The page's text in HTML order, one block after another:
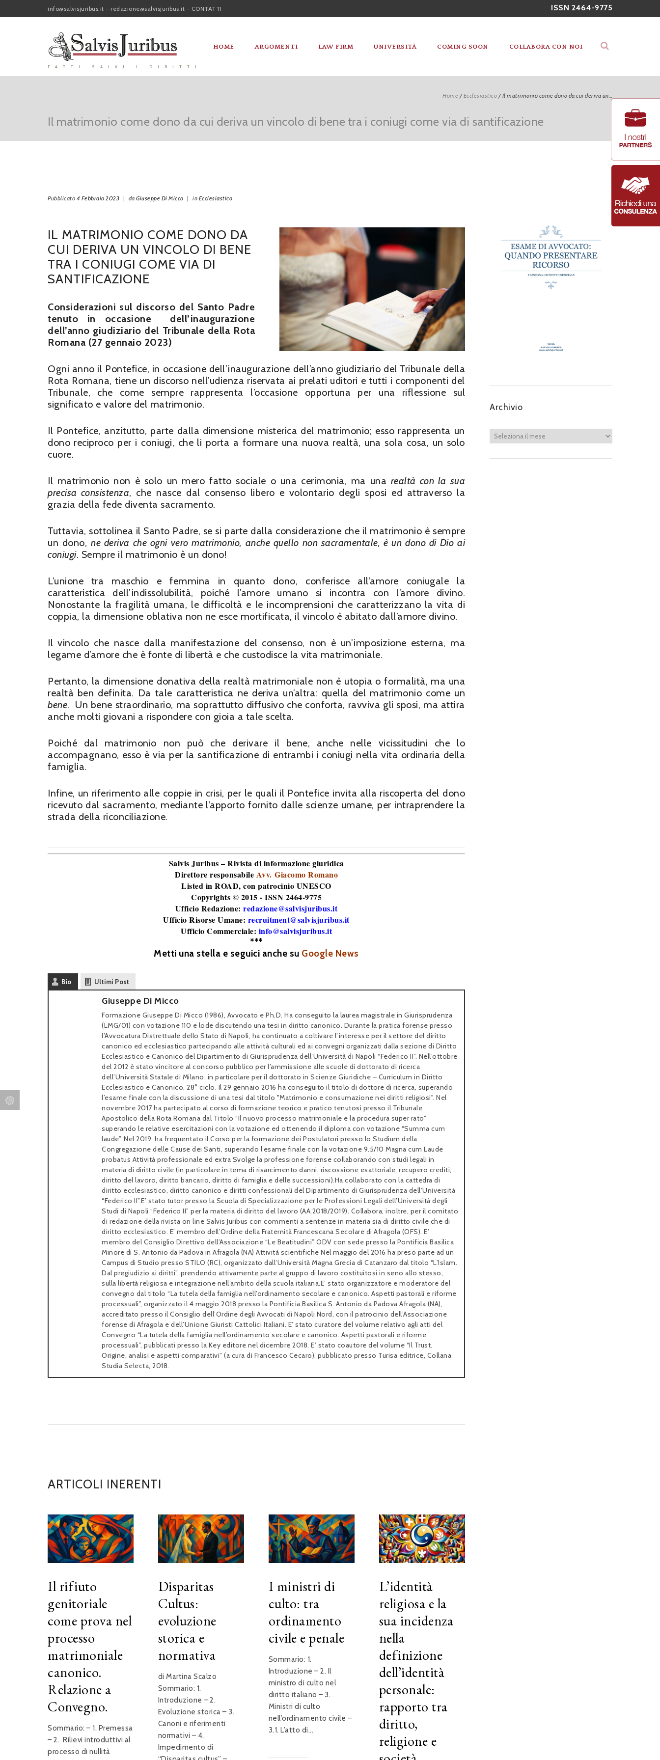
ISSN 2464-9775
info@salvisjuribus.it - redazione@salvisjuribus.it - CONTATTI
FATTI SALVI I DIRITTI
HOME ARGOMENTI LAW FIRM UNIVERSITÀ COMING SOON COLLABORA CON NOI
Home /Ecclesiastico /Il matrimonio come dono da cui deriva un...
Il matrimonio come dono da cui deriva un vincolo di bene tra i coniugi come via di santificazione
Pubblicato 4 Febbraio 2023 | da Giuseppe Di Micco | in Ecclesiastico
IL MATRIMONIO COME DONO DA
CUI DERIVA UN VINCOLO DI BENE
TRA I CONIUGI COME VIA DI
SANTIFICAZIONE
Considerazioni sul discorso del Santo Padre
tenuto in occasione dell’inaugurazione
dell’anno giudiziario del Tribunale della Rota
Romana (27 gennaio 2023)
Ogni anno il Pontefice, in occasione dell’inaugurazione dell’anno giudiziario del Tribunale della
Rota Romana, tiene un discorso nell’udienza riservata ai prelati uditori e tutti i componenti del
Tribunale, che come sempre rappresenta l’occasione opportuna per una riflessione sul
significato e valore del matrimonio.
Il Pontefice, anzitutto, parte dalla dimensione misterica del matrimonio; esso rappresenta un
dono reciproco per i coniugi, che li porta a formare una nuova realtà, una sola cosa, un solo
cuore.
Il matrimonio non è solo un mero fatto sociale o una cerimonia, ma una realtà con la sua
precisa consistenza, che nasce dal consenso libero e volontario degli sposi ed attraverso la
grazia della fede diventa sacramento.
Tuttavia, sottolinea il Santo Padre, se si parte dalla considerazione che il matrimonio è sempre
un dono,ne deriva che ogni vero matrimonio, anche quello non sacramentale, è un dono di Dio ai
coniugi. Sempre il matrimonio è un dono!
L’unione tra maschio e femmina in quanto dono, conferisce all’amore coniugale la
caratteristica dell’indissolubilità, poiché l’amore umano si incontra con l’amore divino.
Nonostante la fragilità umana, le difficoltà e le incomprensioni che caratterizzano la vita di
coppia, la dimensione oblativa non ne esce mortificata, il vincolo è abitato dall’amore divino.
Il vincolo che nasce dalla manifestazione del consenso, non è un’imposizione esterna, ma
legame d’amore che è fonte di libertà e che custodisce la vita matrimoniale.
Pertanto, la dimensione donativa della realtà matrimoniale non è utopia o formalità, ma una
realtà ben definita. Da tale caratteristica ne deriva un’altra: quella del matrimonio come un
bene. Un bene straordinario, ma soprattutto diffusivo che conforta, ravviva gli sposi, ma attira
anche molti giovani a rispondere con gioia a tale scelta.
Poiché dal matrimonio non può che derivare il bene, anche nelle vicissitudini che lo
accompagnano, esso è via per la santificazione di entrambi i coniugi nella vita ordinaria della
famiglia.
Infine, un riferimento alle coppie in crisi, per le quali il Pontefice invita alla riscoperta del dono
ricevuto dal sacramento, mediante l’apporto fornito dalle scienze umane, per intraprendere la
strada della riconciliazione.
Salvis Juribus – Rivista di informazione giuridica
Direttore responsabile Avv. Giacomo Romano
Listed in ROAD, con patrocinio UNESCO
Copyrights © 2015 - ISSN 2464-9775
Ufficio Redazione: redazione@salvisjuribus.it
Ufficio Risorse Umane: recruitment@salvisjuribus.it
Ufficio Commerciale: info@salvisjuribus.it
***
Metti una stella e seguici anche su Google News
Bio Ultimi Post
Giuseppe Di Micco
Formazione Giuseppe Di Micco (1986), Avvocato e Ph.D. Ha conseguito la laurea magistrale in Giurisprudenza
(LMG/01) con votazione 110 e lode discutendo una tesi in diritto canonico. Durante la pratica forense presso
l’Avvocatura Distrettuale dello Stato di Napoli, ha continuato a coltivare l’interesse per il settore del diritto
canonico ed ecclesiastico partecipando alle attività culturali ed ai convegni organizzati dalla sezione di Diritto
Ecclesiastico e Canonico del Dipartimento di Giurisprudenza dell’Università di Napoli “Federico II”. Nell’ottobre
del 2012 è stato vincitore al concorso pubblico per l’ammissione alle scuole di dottorato di ricerca
dell’Università Statale di Milano, in particolare per il dottorato in Scienze Giuridiche – Curriculum in Diritto
Ecclesiastico e Canonico, 28° ciclo. Il 29 gennaio 2016 ha conseguito il titolo di dottore di ricerca, superando
l’esame finale con la discussione di una tesi dal titolo "Matrimonio e consumazione nei diritti religiosi". Nel
novembre 2017 ha partecipato al corso di formazione teorico e pratico tenutosi presso il Tribunale
Apostolico della Rota Romana dal Titolo “Il nuovo processo matrimoniale e la procedura super rato”
superando le relative esercitazioni con la votazione ed ottenendo il diploma con votazione “Summa cum
laude”. Nel 2019, ha frequentato il Corso per la formazione dei Postulatori presso lo Studium della
Congregazione delle Cause dei Santi, superando l’esame finale con la votazione 9.5/10 Magna cum Laude
probatus Attività professionale ed extra Svolge la professione forense collaborando con studi legali in
materia di diritto civile (in particolare in tema di risarcimento danni, riscossione esattoriale, recupero crediti,
diritto del lavoro, diritto bancario, diritto di famiglia e delle successioni).Ha collaborato con la cattedra di
diritto ecclesiastico, diritto canonico e diritti confessionali del Dipartimento di Giurisprudenza dell’Università
“Federico II”.E’ stato tutor presso la Scuola di Specializzazione per le Professioni Legali dell’Università degli
Studi di Napoli “Federico II” per la materia di diritto del lavoro (AA.2018/2019). Collabora, inoltre, per il comitato
di redazione della rivista on line Salvis Juribus con commenti a sentenze in materia sia di diritto civile che di
diritto ecclesiastico. E’ membro dell’Ordine della Fraternità Francescana Secolare di Afragola (OFS). E’
membro del Consiglio Direttivo dell’Associazione “Le Beatitudini” ODV con sede presso la Pontificia Basilica
Minore di S. Antonio da Padova in Afragola (NA) Attività scientifiche Nel maggio del 2016 ha preso parte ad un
Campus di Studio presso STILO (RC), organizzato dall’Università Magna Grecia di Catanzaro dal titolo “L’Islam.
Dal pregiudizio ai diritti”, prendendo attivamente parte al gruppo di lavoro costituitosi in seno allo stesso,
sulla libertà religiosa e integrazione nell’ambito della scuola italiana.E’ stato organizzatore e moderatore del
convegno dal titolo “La tutela della famiglia nell’ordinamento secolare e canonico. Aspetti pastorali e riforme
processuali”, organizzato il 4 maggio 2018 presso la Pontificia Basilica S. Antonio da Padova Afragola (NA),
accreditato presso il Consiglio dell’Ordine degli Avvocati di Napoli Nord, con il patrocinio dell’Associazione
forense di Afragola e dell’Unione Giuristi Cattolici Italiani. E’ stato curatore del volume relativo agli atti del
Convegno “La tutela della famiglia nell’ordinamento secolare e canonico. Aspetti pastorali e riforme
processuali”, pubblicati presso la Key editore nel dicembre 2018. E’ stato coautore del volume “Il Trust.
Origine, analisi e aspetti comparativi” (a cura di Francesco Cecaro), pubblicato presso Turisa editrice, Collana
Studia Selecta, 2018.
ARTICOLI INERENTI
Il rifiuto
genitoriale
come prova nel
processo
matrimoniale
canonico.
Relazione a
Convegno.
Sommario: – 1. Premessa
– 2. Rilievi introduttivi al
processo di nullità
Disparitas
Cultus:
evoluzione
storica e
normativa
di Martina Scalzo
Sommario: 1.
Introduzione – 2.
Evoluzione storica – 3.
Canoni e riferimenti
normativi – 4.
Impedimento di
I ministri di
culto: tra
ordinamento
civile e penale
Sommario: 1.
Introduzione – 2. Il
ministro di culto nel
diritto italiano – 3.
Ministri di culto
nell’ordinamento civile –
3.1. L’atto di...
L’identità
religiosa e la
sua incidenza
nella
definizione
dell’identità
personale:
rapporto tra
diritto,
religione e
Archivio